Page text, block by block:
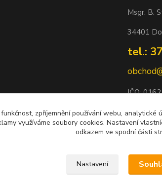
Msgr. B.
34401
tel.:
IČO: 0
Bankovní
zpříjemnění používání webu, analytické
využíváme soubory cookies. Nastavení
odkazem ve spodní části
Nastavení